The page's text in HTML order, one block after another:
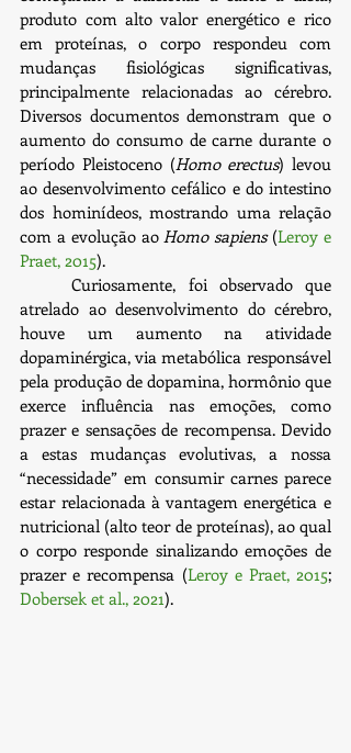
produto com alto valor energético e rico
em proteínas, o corpo respondeu com
mudanças fisiológicas significativas,
principalmente relacionadas ao cérebro.
Diversos documentos demonstram que o
aumento do consumo de carne durante o
período Pleistoceno (Homo erectus) levou
ao desenvolvimento cefálico e do intestino
dos hominídeos, mostrando uma relação
com a evolução ao Homo sapiens (Leroy e
Praet, 2015).
	Curiosamente, foi observado que
atrelado ao desenvolvimento do cérebro,
houve um aumento na atividade
dopaminérgica, via metabólica responsável
pela produção de dopamina, hormônio que
exerce influência nas emoções, como
prazer e sensações de recompensa. Devido
a estas mudanças evolutivas, a nossa
“necessidade” em consumir carnes parece
estar relacionada à vantagem energética e
nutricional (alto teor de proteínas), ao qual
o corpo responde sinalizando emoções de
prazer e recompensa (Leroy e Praet, 2015
Dobersek et al., 2021).